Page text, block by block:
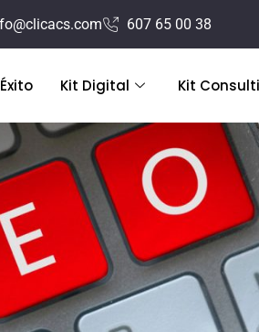
607 65 00 38
Kit Digital Kit